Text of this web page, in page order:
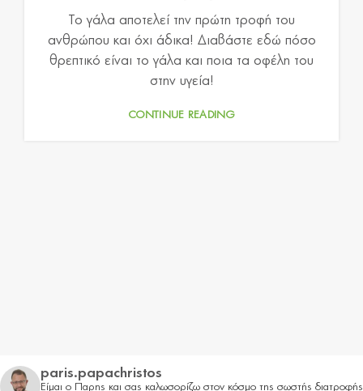
Το γάλα αποτελεί την πρώτη τροφή του
ανθρώπου και όχι άδικα! Διαβάστε εδώ πόσο
θρεπτικό είναι το γάλα και ποια τα οφέλη του
στην υγεία!
CONTINUE READING
paris.papachristos
Είμαι ο Παρης και σας καλωσορίζω στον κόσμο της σωστής διατροφής